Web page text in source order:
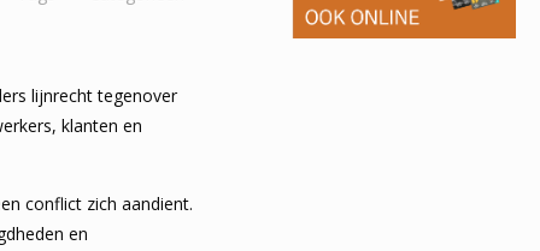
lijnrecht tegenover
klanten en
conflict zich aandient.
en